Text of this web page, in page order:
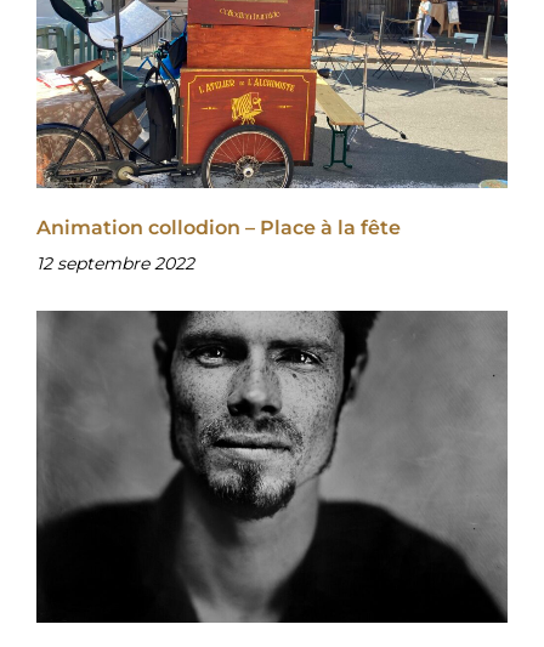
Animation collodion – Place à la fête
12 septembre 2022